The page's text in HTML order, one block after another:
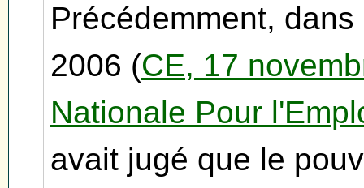
Précédemment,
2006 (CE, 17
Nationale Pour
avait jugé que le